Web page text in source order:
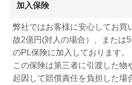
加入保険
弊社ではお客様に安心してお買
故2億円(対人の場合）、または5
のPL保険に加入しております。
この保険は第三者に引渡した物
起因して賠償責任を負担した場